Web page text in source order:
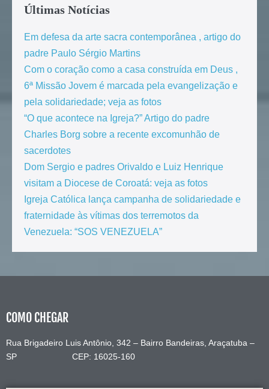
Últimas Notícias
Em defesa da arte sacra contemporânea , artigo do
padre Paulo Sérgio Martins
Com o coração como a casa construída em Deus ,
6ª Missão Jovem é marcada pela evangelização e
pela solidariedade; veja as fotos
“O que acontece na Igreja?” Artigo do padre
Charles Borg sobre a recente excomunhão de
sacerdotes
Dom Sergio e padres Orivaldo e Luiz Henrique
visitam a Diocese de Coroatá: veja as fotos
Igreja Católica lança campanha de solidariedade e
fraternidade às vítimas dos terremotos da
Venezuela: “SOS VENEZUELA”
COMO CHEGAR
Rua Brigadeiro Luis Antônio, 342 – Bairro Bandeiras, Araçatuba –
SP CEP: 16025-160